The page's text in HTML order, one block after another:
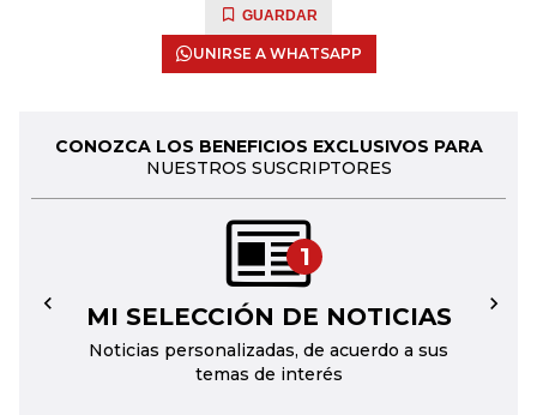
GUARDAR
UNIRSE A WHATSAPP
CONOZCA LOS BENEFICIOS EXCLUSIVOS PARA
NUESTROS SUSCRIPTORES
1
MI SELECCIÓN DE NOTICIAS
Noticias personalizadas, de acuerdo a sus
temas de interés
← →